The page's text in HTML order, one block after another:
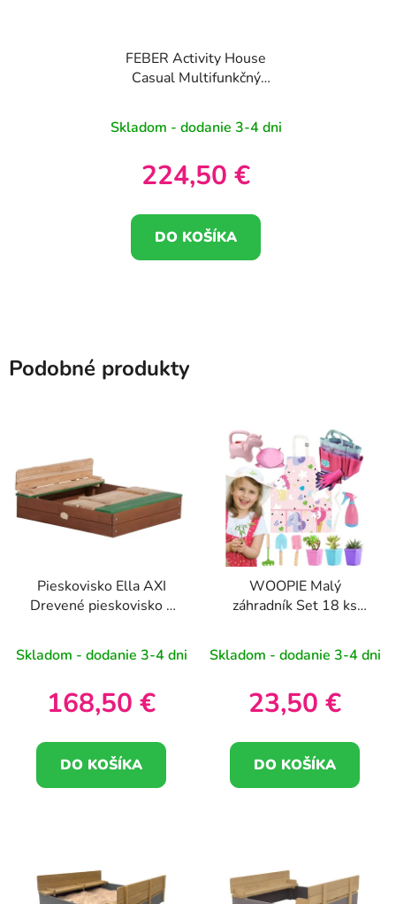
FEBER Activity House
Casual Multifunkčný
pripojenými hrami
Skladom - dodanie 3-4 dni
224,50 €
DO KOŠÍKA
Podobné produkty
Pieskovisko Ella AXI
Drevené pieskovisko s
Skladom - dodanie 3-4 dni
168,50 €
DO KOŠÍKA
WOOPIE Malý
záhradník Set 18 ks
Skladom - dodanie 3-4 dni
23,50 €
DO KOŠÍKA